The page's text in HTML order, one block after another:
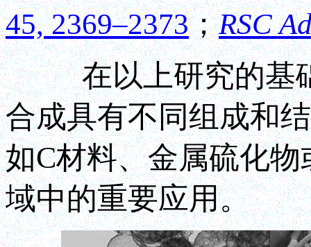
45, 2369–2373；RSC
在以上研究的基础
合成具有不同组成和
如C材料、金属硫化
域中的重要应用。